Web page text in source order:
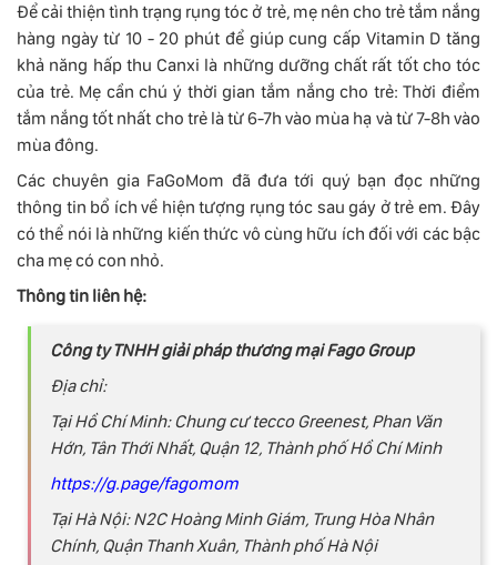
Để cải thiện tình trạng rụng tóc ở trẻ, mẹ nên cho trẻ tắm nắng
hàng ngày từ 10 - 20 phút để giúp cung cấp Vitamin D tăng
khả năng hấp thu Canxi là những dưỡng chất rất tốt cho tóc
của trẻ. Mẹ cần chú ý thời gian tắm nắng cho trẻ: Thời điểm
tắm nắng tốt nhất cho trẻ là từ 6-7h vào mùa hạ và từ 7-8h vào
mùa đông.
Các chuyên gia FaGoMom đã đưa tới quý bạn đọc những
thông tin bổ ích về hiện tượng rụng tóc sau gáy ở trẻ em. Đây
có thể nói là những kiến thức vô cùng hữu ích đối với các bậc
cha mẹ có con nhỏ.
Thông tin liên hệ:
Công ty TNHH giải pháp thương mại Fago Group
Địa chỉ:
Tại Hồ Chí Minh: Chung cư tecco Greenest, Phan Văn
Hớn, Tân Thới Nhất, Quận 12, Thành phố Hồ Chí Minh
https://g.page/fagomom
Tại Hà Nội: N2C Hoàng Minh Giám, Trung Hòa Nhân
Chính, Quận Thanh Xuân, Thành phố Hà Nội